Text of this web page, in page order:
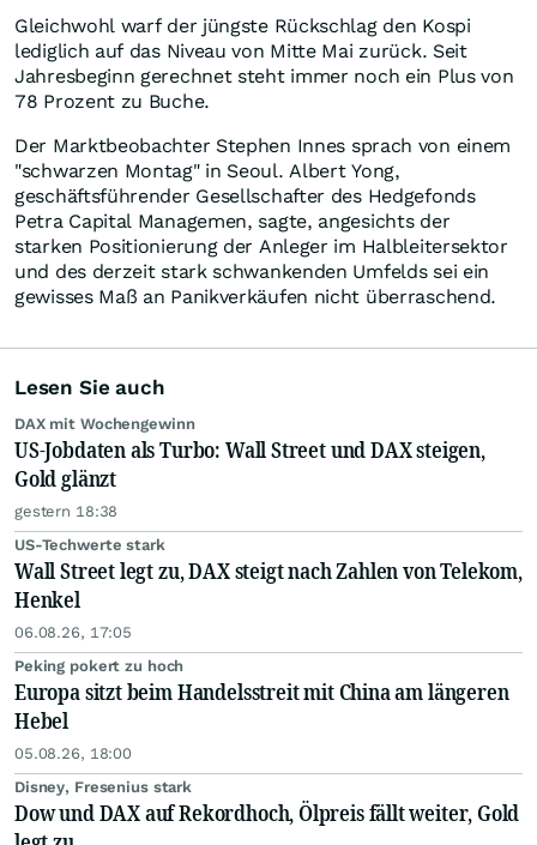
Gleichwohl warf der jüngste Rückschlag den Kospi
lediglich auf das Niveau von Mitte Mai zurück. Seit
Jahresbeginn gerechnet steht immer noch ein Plus von
78 Prozent zu Buche.
Der Marktbeobachter Stephen Innes sprach von einem
"schwarzen Montag" in Seoul. Albert Yong,
geschäftsführender Gesellschafter des Hedgefonds
Petra Capital Managemen, sagte, angesichts der
starken Positionierung der Anleger im Halbleitersektor
und des derzeit stark schwankenden Umfelds sei ein
gewisses Maß an Panikverkäufen nicht überraschend.
Lesen Sie auch
DAX mit Wochengewinn
US-Jobdaten als Turbo: Wall Street und DAX steigen,
Gold glänzt
gestern 18:38
US-Techwerte stark
Wall Street legt zu, DAX steigt nach Zahlen von Telekom,
Henkel
06.08.26, 17:05
Peking pokert zu hoch
Europa sitzt beim Handelsstreit mit China am längeren
Hebel
05.08.26, 18:00
Disney, Fresenius stark
Dow und DAX auf Rekordhoch, Ölpreis fällt weiter, Gold